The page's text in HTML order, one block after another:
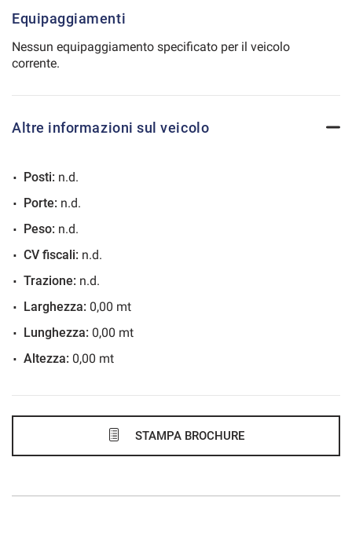
Equipaggiamenti
Nessun equipaggiamento specificato per il veicolo
corrente.
Altre informazioni sul veicolo
Posti: n.d.
Porte: n.d.
Peso: n.d.
CV fiscali: n.d.
Trazione: n.d.
Larghezza: 0,00 mt
Lunghezza: 0,00 mt
Altezza: 0,00 mt
STAMPA BROCHURE
Salva
impostazioni